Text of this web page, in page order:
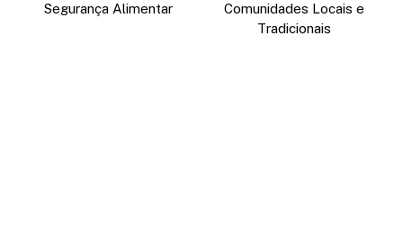
Segurança Alimentar
Comunidades Locais e
Tradicionais